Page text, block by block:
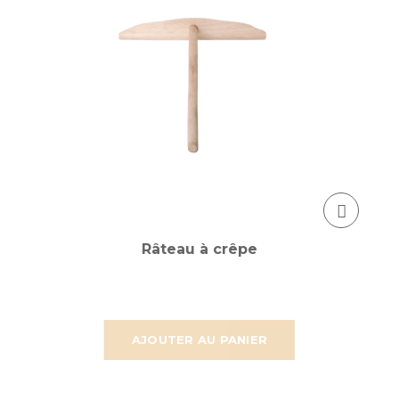
AJOUTER AU PANIER
Râteau à crêpe